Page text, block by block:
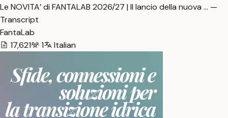
Le NOVITA’ di FANTALAB 2026/27 | Il lancio della nuova … —
Transcript
FantaLab
17,621
1 Italian